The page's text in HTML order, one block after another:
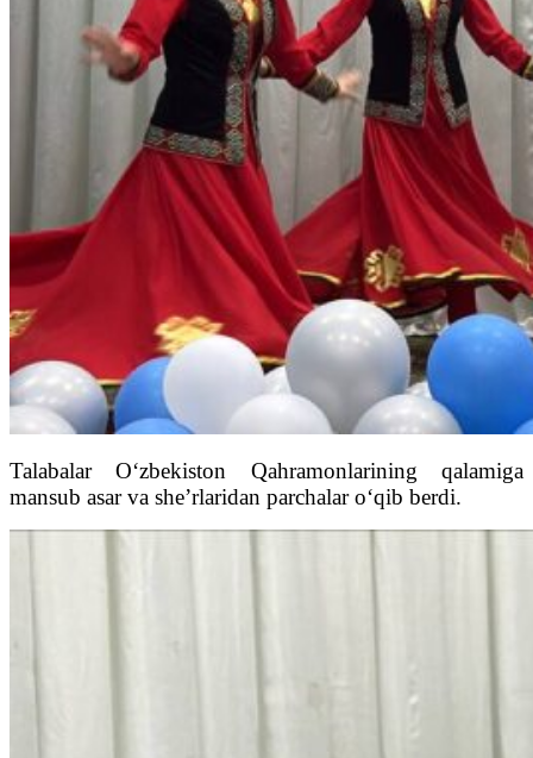
Talabalar O‘zbekiston Qahramonlarining qalamiga
mansub asar va she’rlaridan parchalar o‘qib berdi.